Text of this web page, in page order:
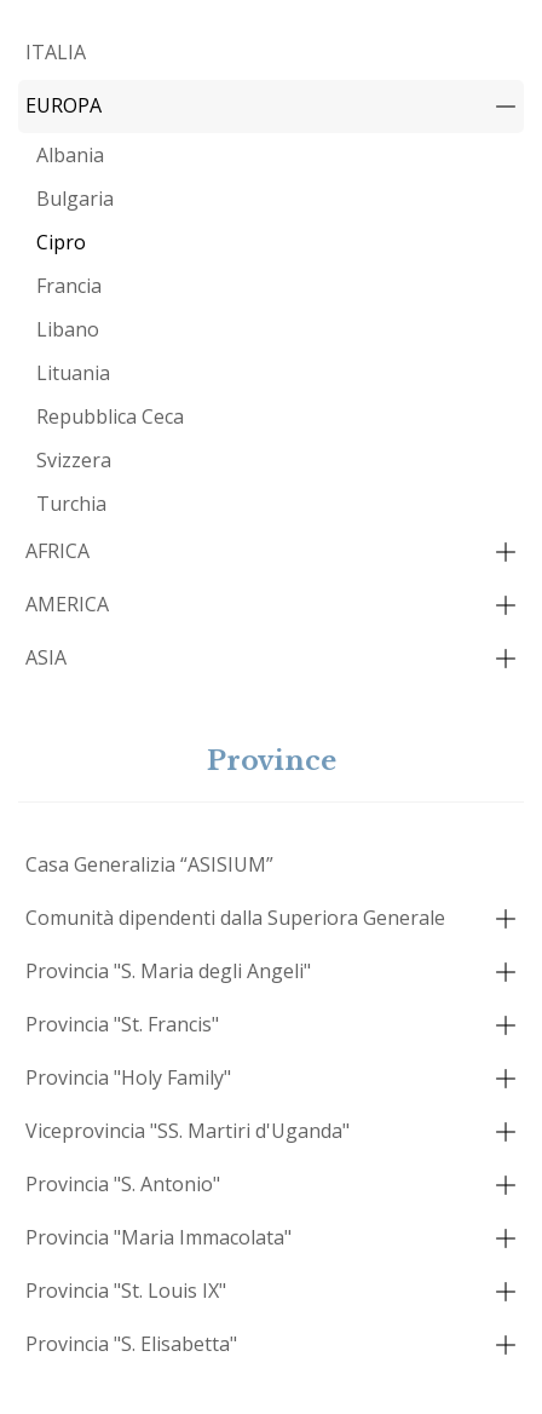
ITALIA
EUROPA
Albania
Bulgaria
Cipro
Francia
Libano
Lituania
Repubblica Ceca
Svizzera
Turchia
AFRICA
AMERICA
ASIA
Province
Casa Generalizia “ASISIUM”
Comunità dipendenti dalla Superiora Generale
Provincia "S. Maria degli Angeli"
Provincia "St. Francis"
Provincia "Holy Family"
Viceprovincia "SS. Martiri d'Uganda"
Provincia "S. Antonio"
Provincia "Maria Immacolata"
Provincia "St. Louis IX"
Provincia "S. Elisabetta"